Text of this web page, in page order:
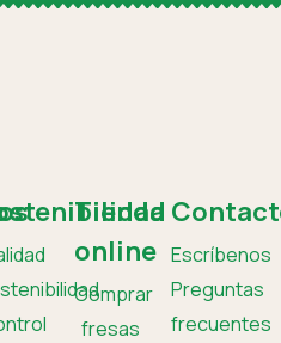
Tienda
online
Comprar
fresas
Escríbenos
Preguntas
frecuentes